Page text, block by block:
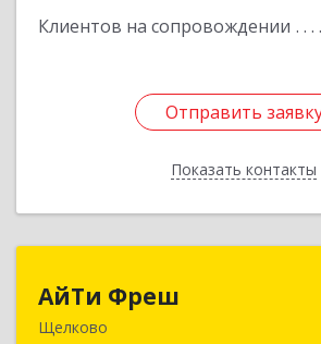
Клиентов на сопровождении
Отправить
Показать контакты
Отправить
Назад
АйТи Фреш
Щелково
141100, Московская обл,